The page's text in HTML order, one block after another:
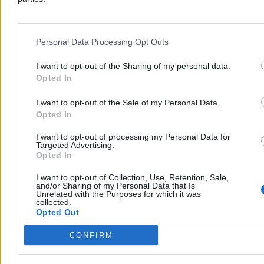
Personal Data Processing Opt Outs
I want to opt-out of the Sharing of my personal data.
Opted In
I want to opt-out of the Sale of my Personal Data.
Opted In
I want to opt-out of processing my Personal Data for
Targeted Advertising.
Opted In
I want to opt-out of Collection, Use, Retention, Sale,
and/or Sharing of my Personal Data that Is
Unrelated with the Purposes for which it was
collected.
Opted Out
CONFIRM
Globalna rywalizacja: USA kontra Chiny
Nasilają się napięcia między państwami o to, kto będzie posiadał
suwerenne technologie. Najbardziej jest to widoczne w starciu o
prymat w AI między USA a Chinami. Starcie to rozgrywa się na
wielu poziomach. Jaskrawą wizualizacją tych napięć jest grudniowa
decyzja administracji Trumpa o zniesieniu zakazu eksportu chipów